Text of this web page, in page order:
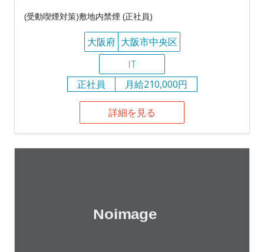
(受動喫煙対策)敷地内禁煙 (正社員)
大阪府 大阪市中央区
IT
正社員
月給210,000円
詳細を見る